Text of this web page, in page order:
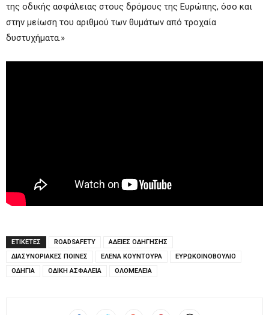
της οδικής ασφάλειας στους δρόμους της Ευρώπης, όσο και
στην μείωση του αριθμού των θυμάτων από τροχαία
δυστυχήματα.»
ΕΤΙΚΕΤΕΣ ROADSAFETY
ΑΔΕΙΕΣ ΟΔΗΓΗΣΗΣ
ΔΙΑΣΥΝΟΡΙΑΚΕΣ ΠΟΙΝΕΣ
ΕΛΕΝΑ ΚΟΥΝΤΟΥΡΑ
ΕΥΡΩΚΟΙΝΟΒΟΥΛΙΟ
ΟΔΗΓΙΑ
ΟΔΙΚΗ ΑΣΦΑΛΕΙΑ ΟΛΟΜΕΛΕΙΑ